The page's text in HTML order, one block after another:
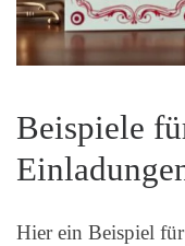
Beispiele
Hier ein Beispiel